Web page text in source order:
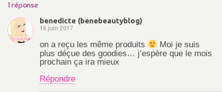
1 réponse
benedicte (benebeautyblog)
16 juin 2017
on a reçu les même produits
Moi je suis
plus déçue des goodies… j’espère que le mois
prochain ça ira mieux
Répondre